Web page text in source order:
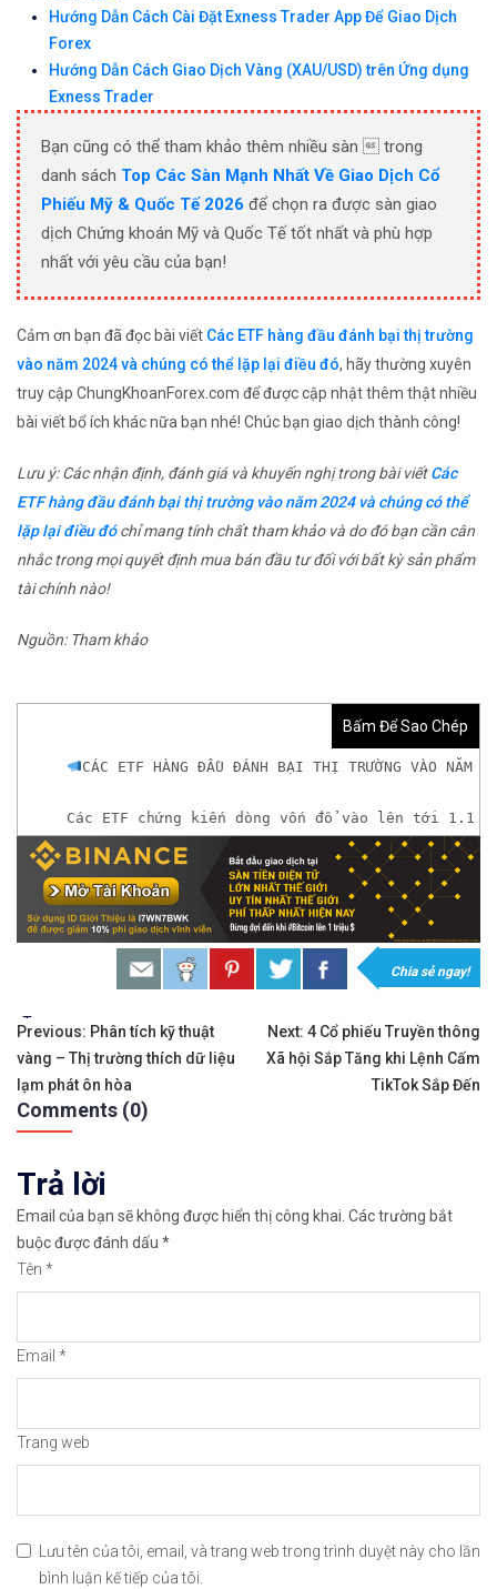
Hướng Dẫn Cách Cài Đặt Exness Trader App Để Giao Dịch
Forex
Hướng Dẫn Cách Giao Dịch Vàng (XAU/USD) trên Ứng dụng
Exness Trader
Bạn cũng có thể tham khảo thêm nhiều sàn  trong
danh sách Top Các Sàn Mạnh Nhất Về Giao Dịch Cổ
Phiếu Mỹ & Quốc Tế 2026 để chọn ra được sàn giao
dịch Chứng khoán Mỹ và Quốc Tế tốt nhất và phù hợp
nhất với yêu cầu của bạn!
Cảm ơn bạn đã đọc bài viết Các ETF hàng đầu đánh bại thị trường
vào năm 2024 và chúng có thể lặp lại điều đó, hãy thường xuyên
truy cập ChungKhoanForex.com để được cập nhật thêm thật nhiều
bài viết bổ ích khác nữa bạn nhé! Chúc bạn giao dịch thành công!
Lưu ý: Các nhận định, đánh giá và khuyến nghị trong bài viếtCác
ETF hàng đầu đánh bại thị trường vào năm 2024 và chúng có thể
lặp lại điều đóchỉ mang tính chất tham khảo và do đó bạn cần cân
nhắc trong mọi quyết định mua bán đầu tư đối với bất kỳ sản phẩm
tài chính nào!
Nguồn: Tham khảo
Bấm Để Sao Chép
CÁC ETF HÀNG ĐẦU ĐÁNH BẠI THỊ TRƯỜNG VÀO NĂM
Các ETF chứng kiến ​​dòng vốn đổ vào lên tới 1.1
𝘟𝘦𝘮 𝘤𝘩𝘪 𝘵𝘪ế𝘵: https://chungkhoanforex.com/cac-
Đầ𝐮 𝐭ư 𝐯à 𝐋ướ𝐭 𝐬ó𝐧𝐠 𝐜á𝐜 𝐜ổ 𝐩𝐡𝐢ế𝐮 𝐭𝐫ê𝐧 𝐭𝐡ị 𝐭𝐫ườ𝐧𝐠
𝘔ở 𝘵à𝘪 𝘬𝘩𝘰ả𝘯 𝘵𝘳ê𝘯 𝘴à𝘯 𝘌𝘹𝘯𝘦𝘴𝘴 𝘜𝘺 𝘛í𝘯 𝘷à 𝘱𝘩ù
Sàn hỗ trợ giao dịch hơn 100+ cổ phiếu nổi
Thuộc top 3 sàn nổi tiếng thế giới, được nhiều
Xem hướng dẫn đầy đủ tại: https://
𝘔ở 𝘵à𝘪 𝘬𝘩𝘰ả𝘯 𝘵𝘳ê𝘯 𝘴à𝘯 𝘯ổ𝘪 𝘵𝘪ế𝘯𝘨 𝘐𝘊𝘔𝘢𝘳𝘬𝘦𝘵𝘴 để
Xem cách mở tài khoản trên sàn ICMarkets:
https://chungkhoanforex.com/cac-etf-hang-
Cảm ơn bạn đã xem thông tin Chúc bạn giao
Chia sẻ ngay!
Tags:
Điều
hướng
bài
viết
Previous: Phân tích kỹ thuật
vàng – Thị trường thích dữ liệu
lạm phát ôn hòa
Next: 4 Cổ phiếu Truyền thông
Xã hội Sắp Tăng khi Lệnh Cấm
TikTok Sắp Đến
Comments (0)
Trả lời
Email của bạn sẽ không được hiển thị công khai. Các trường bắt
buộc được đánh dấu *
Tên *
Email *
Trang web
Lưu tên của tôi, email, và trang web trong trình duyệt này cho lần
bình luận kế tiếp của tôi.